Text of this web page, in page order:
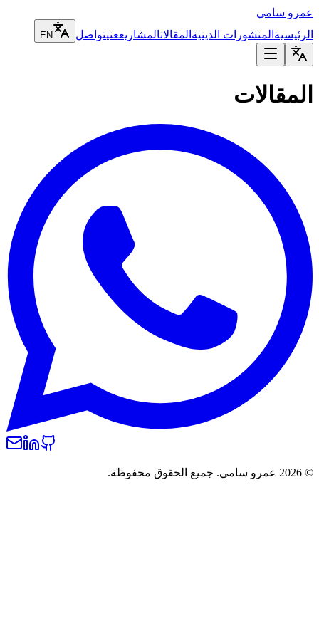
عمرو سامي
الرئيسية المنشورات الدينية المقالاتالمشاريععنيتواصل EN
المقالات
© 2026 عمرو سامي. جميع الحقوق محفوظة.